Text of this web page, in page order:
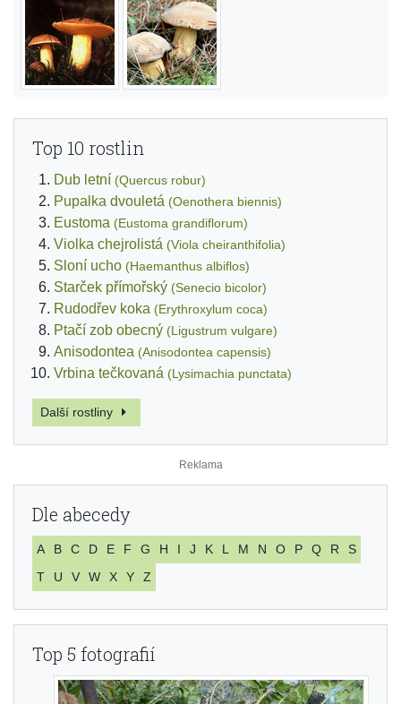
Top 10 rostlin
Dub letní (Quercus robur)
Pupalka dvouletá (Oenothera biennis)
Eustoma (Eustoma grandiflorum)
Violka chejrolistá (Viola cheiranthifolia)
Sloní ucho (Haemanthus albiflos)
Starček přímořský (Senecio bicolor)
Rudodřev koka (Erythroxylum coca)
Ptačí zob obecný (Ligustrum vulgare)
Anisodontea (Anisodontea capensis)
Vrbina tečkovaná (Lysimachia punctata)
Další rostliny
Dle abecedy
A B C D E F G H I J K L M N O P Q R
S
T
U V W X Y Z
Top 5 fotografií